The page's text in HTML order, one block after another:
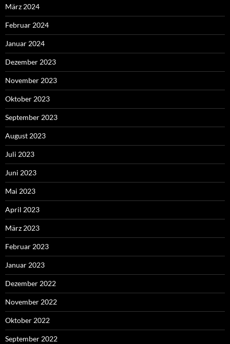
März 2024
Februar 2024
Januar 2024
Dezember 2023
November 2023
Oktober 2023
September 2023
August 2023
Juli 2023
Juni 2023
Mai 2023
April 2023
März 2023
Februar 2023
Januar 2023
Dezember 2022
November 2022
Oktober 2022
September 2022